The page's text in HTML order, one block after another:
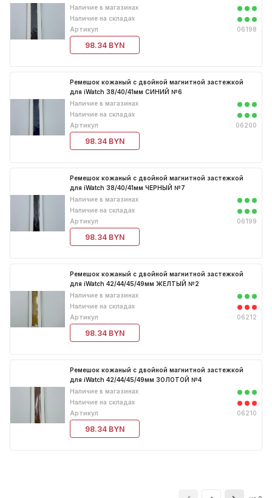
Наличие в магазинах
Наличие на складах
Артикул
06198
98.34 BYN
Ремешок кожаный с двойной магнитной застежкой
для iWatch 38/40/41мм СИНИЙ №6
Наличие в магазинах
Наличие на складах
Артикул
06200
98.34 BYN
Ремешок кожаный с двойной магнитной застежкой
для iWatch 38/40/41мм ЧЕРНЫЙ №7
Наличие в магазинах
Наличие на складах
Артикул
06199
98.34 BYN
Ремешок кожаный с двойной магнитной застежкой
для iWatch 42/44/45/49мм ЖЕЛТЫЙ №2
Наличие в магазинах
Наличие на складах
Артикул
06212
98.34 BYN
Ремешок кожаный с двойной магнитной застежкой
для iWatch 42/44/45/49мм ЗОЛОТОЙ №4
Наличие в магазинах
Наличие на складах
Артикул
06210
98.34 BYN